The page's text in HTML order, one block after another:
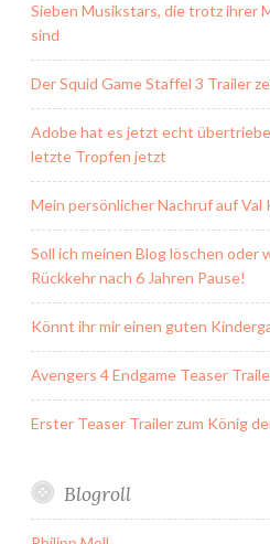
Sieben Musikstars, die trotz ihrer
sind
Der Squid Game Staffel 3 Trailer
Adobe hat es jetzt echt
letzte Tropfen jetzt
Mein persönlicher Nachruf auf Val
Soll ich meinen Blog löschen oder
Rückkehr nach 6 Jahren Pause!
Könnt ihr mir einen guten
Avengers 4 Endgame Teaser
Erster Teaser Trailer zum König
Blogroll